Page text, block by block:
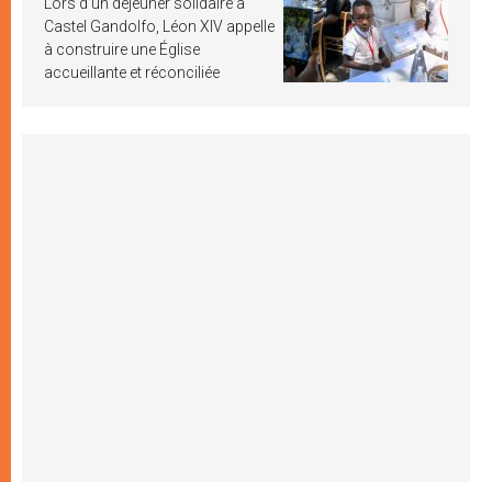
Castel Gandolfo, Léon XIV appelle
à construire une Église
accueillante et réconciliée